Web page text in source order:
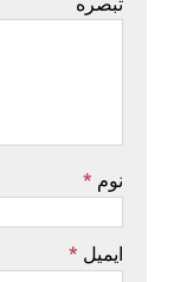
نوم *
ایمیل *